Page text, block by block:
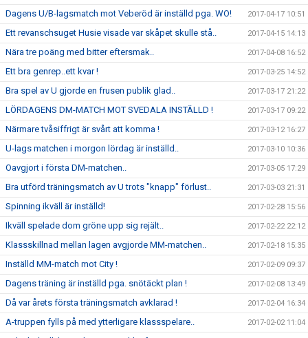
Dagens U/B-lagsmatch mot Veberöd är inställd pga. WO! 2017-04-17 10:51
Ett revanschsuget Husie visade var skåpet skulle stå.. 2017-04-15 14:13
Nära tre poäng med bitter eftersmak.. 2017-04-08 16:52
Ett bra genrep..ett kvar ! 2017-03-25 14:52
Bra spel av U gjorde en frusen publik glad.. 2017-03-17 21:22
LÖRDAGENS DM-MATCH MOT SVEDALA INSTÄLLD ! 2017-03-17 09:22
Närmare tvåsiffrigt är svårt att komma ! 2017-03-12 16:27
U-lags matchen i morgon lördag är inställd.. 2017-03-10 10:36
Oavgjort i första DM-matchen.. 2017-03-05 17:29
Bra utförd träningsmatch av U trots "knapp" förlust.. 2017-03-03 21:31
Spinning ikväll är inställd! 2017-02-28 15:56
Ikväll spelade dom gröne upp sig rejält.. 2017-02-22 22:12
Klassskillnad mellan lagen avgjorde MM-matchen.. 2017-02-18 15:35
Inställd MM-match mot City ! 2017-02-09 09:37
Dagens träning är inställd pga. snötäckt plan ! 2017-02-08 13:49
Då var årets första träningsmatch avklarad ! 2017-02-04 16:34
A-truppen fylls på med ytterligare klassspelare.. 2017-02-02 11:04